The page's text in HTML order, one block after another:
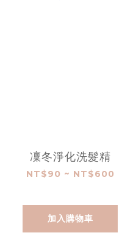
凜冬淨化洗髮精
NT$90 ~ NT$600
加入購物車